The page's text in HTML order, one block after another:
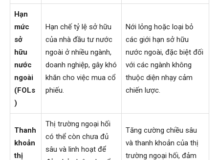
Hạn
mức
sở
hữu
nước
ngoài
(FOLs
)
Hạn chế tỷ lệ sở hữu
của nhà đầu tư nước
ngoài ở nhiều ngành,
doanh nghiệp, gây khó
khăn cho việc mua cổ
phiếu.
Nới lỏng hoặc loại bỏ
các giới hạn sở hữu
nước ngoài, đặc biệt đối
với các ngành không
thuộc diện nhạy cảm
chiến lược.
Thanh
khoản
thị
Thị trường ngoại hối
có thể còn chưa đủ
sâu và linh hoạt để
Tăng cường chiều sâu
và thanh khoản của thị
trường ngoại hối, đảm